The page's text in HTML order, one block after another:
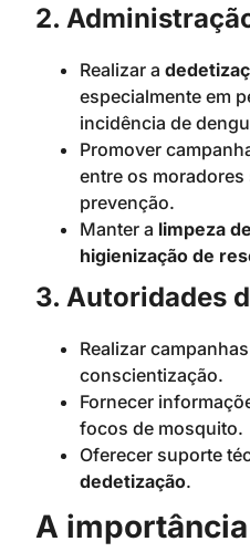
2.
Realizar a
especialmente em
incidência de
Promover
entre os
prevenção.
Manter a limpeza
higienização de
3. Autoridades
Realizar
conscientização.
Fornecer
focos de mosquito.
Oferecer suporte
dedetização.
A